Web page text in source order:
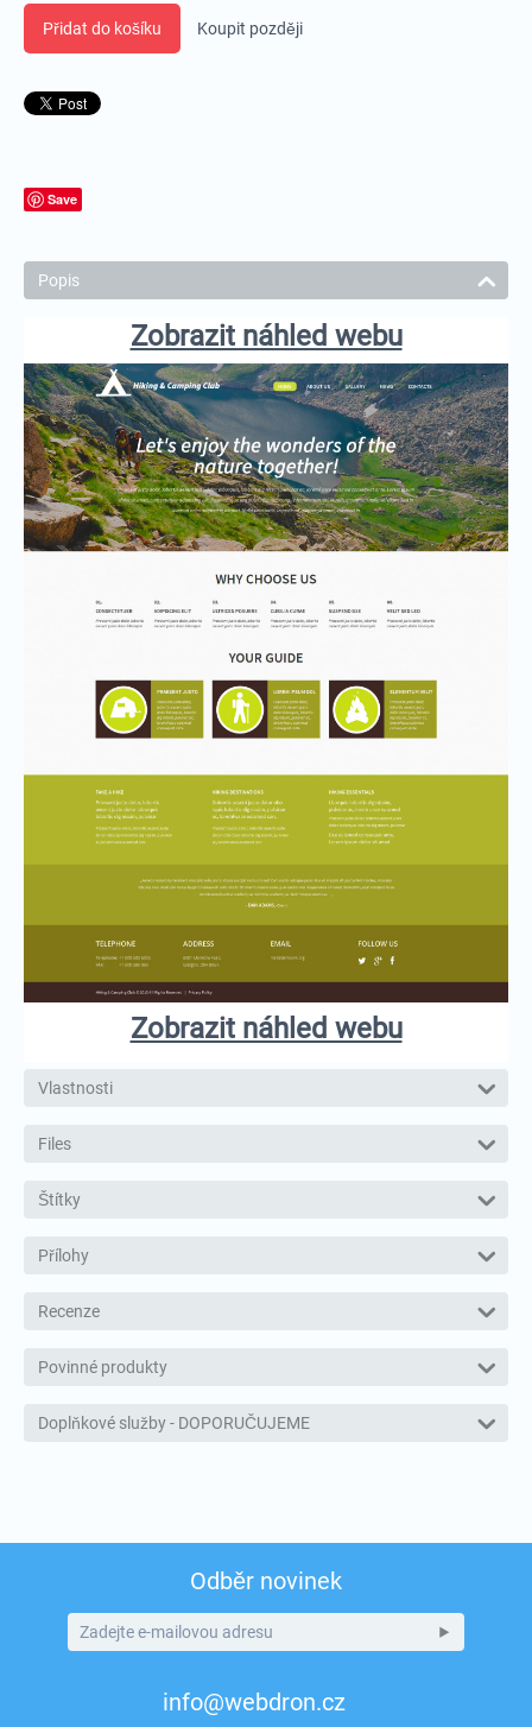
Přidat do košíku Koupit později
Save
Popis
Zobrazit náhled webu
Zobrazit náhled webu
Vlastnosti
Files
Štítky
Přílohy
Recenze
Povinné produkty
Doplňkové služby - DOPORUČUJEME
Odběr novinek
info@webdron.cz